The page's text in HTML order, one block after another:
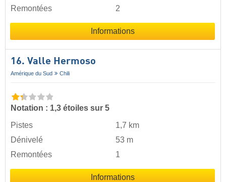
Remontées
2
Informations
16. Valle Hermoso
Amérique du Sud Chili
Notation : 1,3 étoiles sur 5
Pistes
1,7 km
Dénivelé
53 m
Remontées
1
Informations